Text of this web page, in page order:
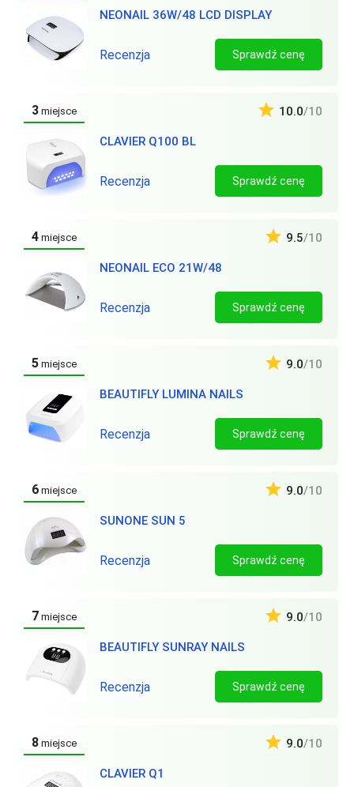
NEONAIL 36W/48 LCD DISPLAY
Recenzja Sprawdź cenę
3 miejsce
CLAVIER Q100 BL
10.0/10
Recenzja Sprawdź cenę
4 miejsce
NEONAIL ECO 21W/48
9.5/10
Recenzja Sprawdź cenę
5 miejsce
BEAUTIFLY LUMINA NAILS
9.0/10
Recenzja Sprawdź cenę
6 miejsce
SUNONE SUN 5
9.0/10
Recenzja Sprawdź cenę
7 miejsce
BEAUTIFLY SUNRAY NAILS
9.0/10
Recenzja Sprawdź cenę
8 miejsce
CLAVIER Q1
9.0/10